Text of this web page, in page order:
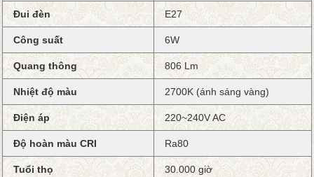
Đui đèn E27
Công suất 6W
Quang thông 806 Lm
Nhiệt độ màu 2700K (ánh sáng vàng)
Điện áp 220~240V AC
Độ hoàn màu CRI Ra80
Tuổi thọ 30.000 giờ